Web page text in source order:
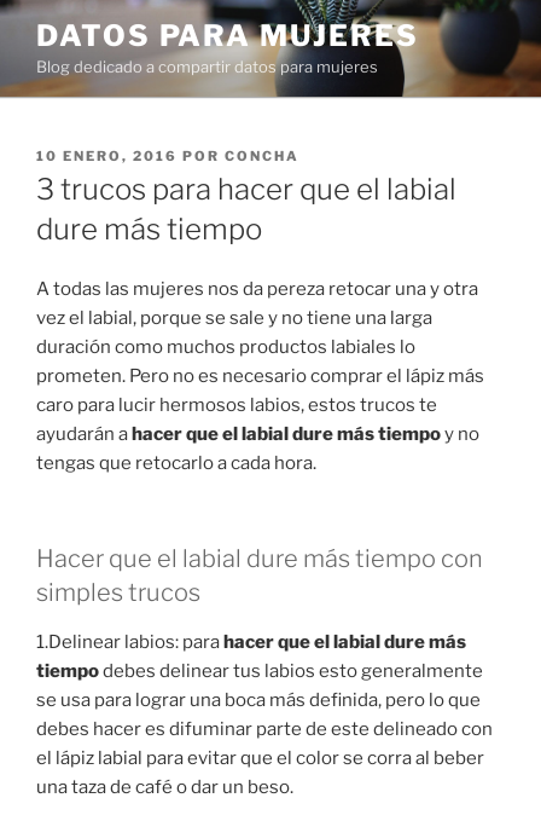
Ir
contenido
DATOS PARA MUJERES
Blog dedicado a compartir datos para mujeres
PUBLICADO
EN
10 ENERO, 2016 POR CONCHA
3 trucos para hacer que el labial
dure más tiempo
A todas las mujeres nos da pereza retocar una y otra
vez el labial, porque se sale y no tiene una larga
duración como muchos productos labiales lo
prometen. Pero no es necesario comprar el lápiz más
caro para lucir hermosos labios, estos trucos te
ayudarán ahacer que el labial dure más tiempoy no
tengas que retocarlo a cada hora.
Hacer que el labial dure más tiempo con
simples trucos
1.Delinear labios: parahacer que el labial dure más
tiempodebes delinear tus labios esto generalmente
se usa para lograr una boca más definida, pero lo que
debes hacer es difuminar parte de este delineado con
el lápiz labial para evitar que el color se corra al beber
una taza de café o dar un beso.